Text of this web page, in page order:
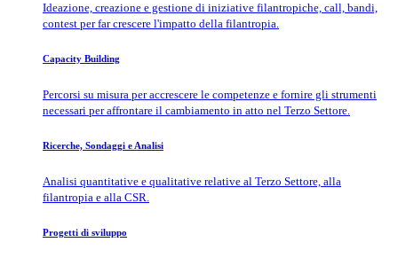
Ideazione, creazione e gestione di iniziative filantropiche, call, bandi,
contest per far crescere l'impatto della filantropia.
Capacity Building
Percorsi su misura per accrescere le competenze e fornire gli strumenti
necessari per affrontare il cambiamento in atto nel Terzo Settore.
Ricerche, Sondaggi e Analisi
Analisi quantitative e qualitative relative al Terzo Settore, alla
filantropia e alla CSR.
Progetti di sviluppo